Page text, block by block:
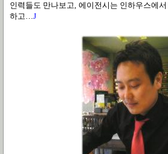
인력들도 만나보고, 에이전시는 인하우스에
하고…J